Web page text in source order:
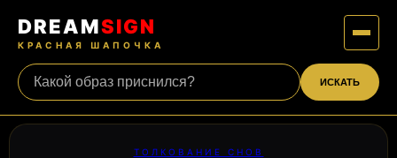
DREAMSIGN
КРАСНАЯ ШАПОЧКА
ИСКАТЬ
ТОЛКОВАНИЕ СНОВ